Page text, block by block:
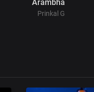
Arambha
Prinkal G